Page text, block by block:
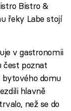
Bistro &
řeky Labe stojí
v gastronomii
čest poznat
bytového domu
hlavně
než se do